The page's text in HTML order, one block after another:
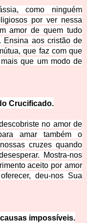
como ninguém
por ver nessa
amor de quem tudo
Ensina aos cristão de
que faz com que
que um modo de
Crucificado.
no amor de
amar também o
cruzes quando
Mostra-nos
aceito por amor
deu-nos Sua
impossíveis.